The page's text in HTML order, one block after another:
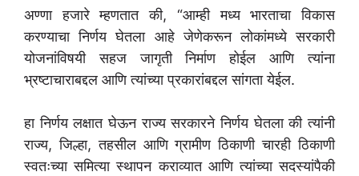
अण्णा हजारे म्हणतात की, “आम्ही मध्य भारताचा विकास
करण्याचा निर्णय घेतला आहे जेणेकरून लोकांमध्ये सरकारी
योजनांविषयी सहज जागृती निर्माण होईल आणि त्यांना
भ्रष्टाचाराबद्दल आणि त्यांच्या प्रकारांबद्दल सांगता येईल.
हा निर्णय लक्षात घेऊन राज्य सरकारने निर्णय घेतला की त्यांनी
राज्य, जिल्हा, तहसील आणि ग्रामीण ठिकाणी चारही ठिकाणी
स्वतःच्या समित्या स्थापन कराव्यात आणि त्यांच्या सदस्यांपैकी